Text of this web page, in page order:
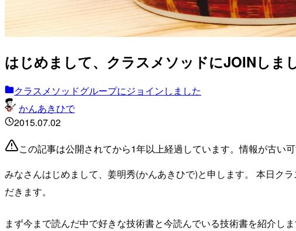
はじめまして、クラスメソッドにJOINしま
クラスメソッドグループにジョインしました
かんあきひで
2015.07.02
この記事は公開されてから1年以上経過しています。情報が古い
みなさんはじめまして、姜明秀(かんあきひで)と申します。 本日ク
だきます。
まず今まで読んだ中で好きな技術書と今読んでいる技術書を紹介しま